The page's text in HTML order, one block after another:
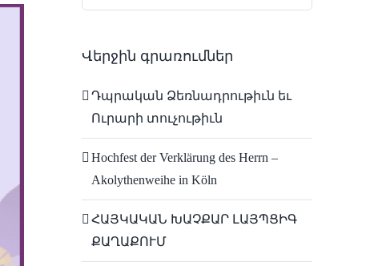
Վերջին գրառումներ
Դպրական Ձեռնադրութիւն եւ
Ուրարի տուչութիւն
Hochfest der Verklärung des Herrn –
Akolythenweihe in Köln
ՀԱՅԿԱԿԱՆ ԽԱՉՔԱՐ ԼԱՅՊՑԻԳ
ՔԱՂԱՔՈՒՄ